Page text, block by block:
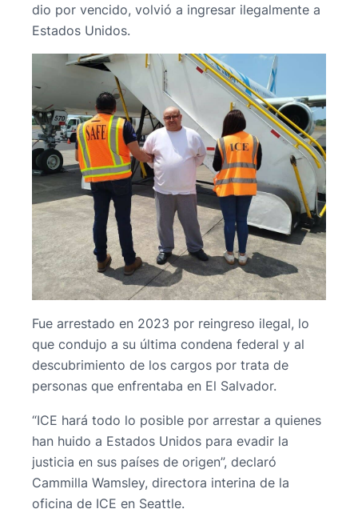
dio por vencido, volvió a ingresar ilegalmente a
Estados Unidos.
Fue arrestado en 2023 por reingreso ilegal, lo
que condujo a su última condena federal y al
descubrimiento de los cargos por trata de
personas que enfrentaba en El Salvador.
“ICE hará todo lo posible por arrestar a quienes
han huido a Estados Unidos para evadir la
justicia en sus países de origen”, declaró
Cammilla Wamsley, directora interina de la
oficina de ICE en Seattle.